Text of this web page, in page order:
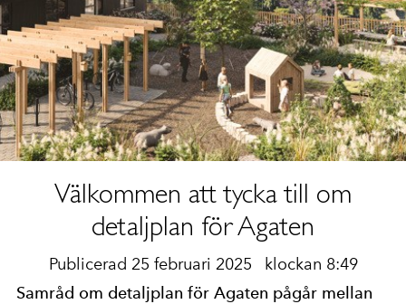
Välkommen att tycka till om
detaljplan för Agaten
Publicerad 25 februari 2025 klockan 8:49
Samråd om detaljplan för Agaten pågår mellan